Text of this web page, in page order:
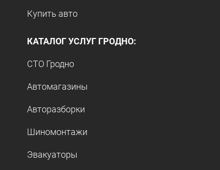
Купить авто
КАТАЛОГ УСЛУГ ГРОДНО:
СТО Гродно
Автомагазины
Авторазборки
Шиномонтажи
Эвакуаторы